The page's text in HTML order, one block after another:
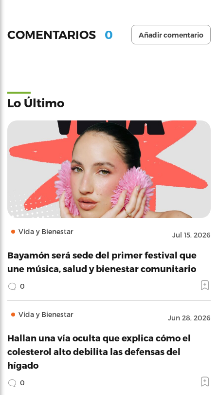
COMENTARIOS 0 Añadir comentario
Lo Último
Vida y Bienestar Jul 15, 2026
Bayamón será sede del primer festival que
une música, salud y bienestar comunitario
0
Vida y Bienestar Jun 28, 2026
Hallan una vía oculta que explica cómo el
colesterol alto debilita las defensas del
hígado
0